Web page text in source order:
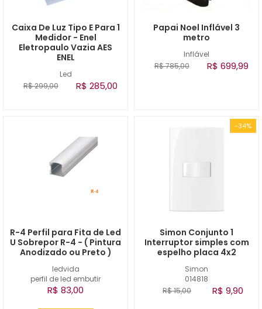
Led
Caixa De Luz Tipo E Para 1
Medidor - Enel
Eletropaulo Vazia AES
ENEL
R$ 299,00 R$ 285,00
Inflável
Papai Noel Inflável 3
metro
R$ 785,00 R$ 699,99
ledvida
perfil de led embutir
R-4 Perfil para Fita de Led
U Sobrepor R-4 - ( Pintura
Anodizado ou Preto )
R$ 83,00
-34%
Simon
014818
Simon Conjunto 1
Interruptor simples com
espelho placa 4x2
R$ 15,00 R$ 9,90